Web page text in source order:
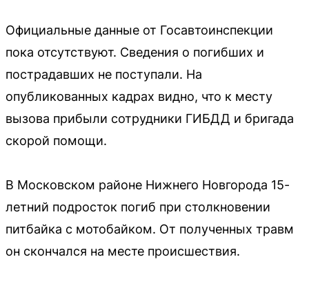
Официальные данные от Госавтоинспекции
пока отсутствуют. Сведения о погибших и
пострадавших не поступали. На
опубликованных кадрах видно, что к месту
вызова прибыли сотрудники ГИБДД и бригада
скорой помощи.
В Московском районе Нижнего Новгорода 15-
летний подросток погиб при столкновении
питбайка с мотобайком. От полученных травм
он скончался на месте происшествия.